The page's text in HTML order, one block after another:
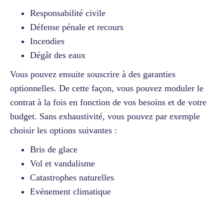
Responsabilité civile
Défense pénale et recours
Incendies
Dégât des eaux
Vous pouvez ensuite souscrire à des garanties
optionnelles. De cette façon, vous pouvez moduler le
contrat à la fois en fonction de vos besoins et de votre
budget. Sans exhaustivité, vous pouvez par exemple
choisir les options suivantes :
Bris de glace
Vol et vandalisme
Catastrophes naturelles
Evénement climatique